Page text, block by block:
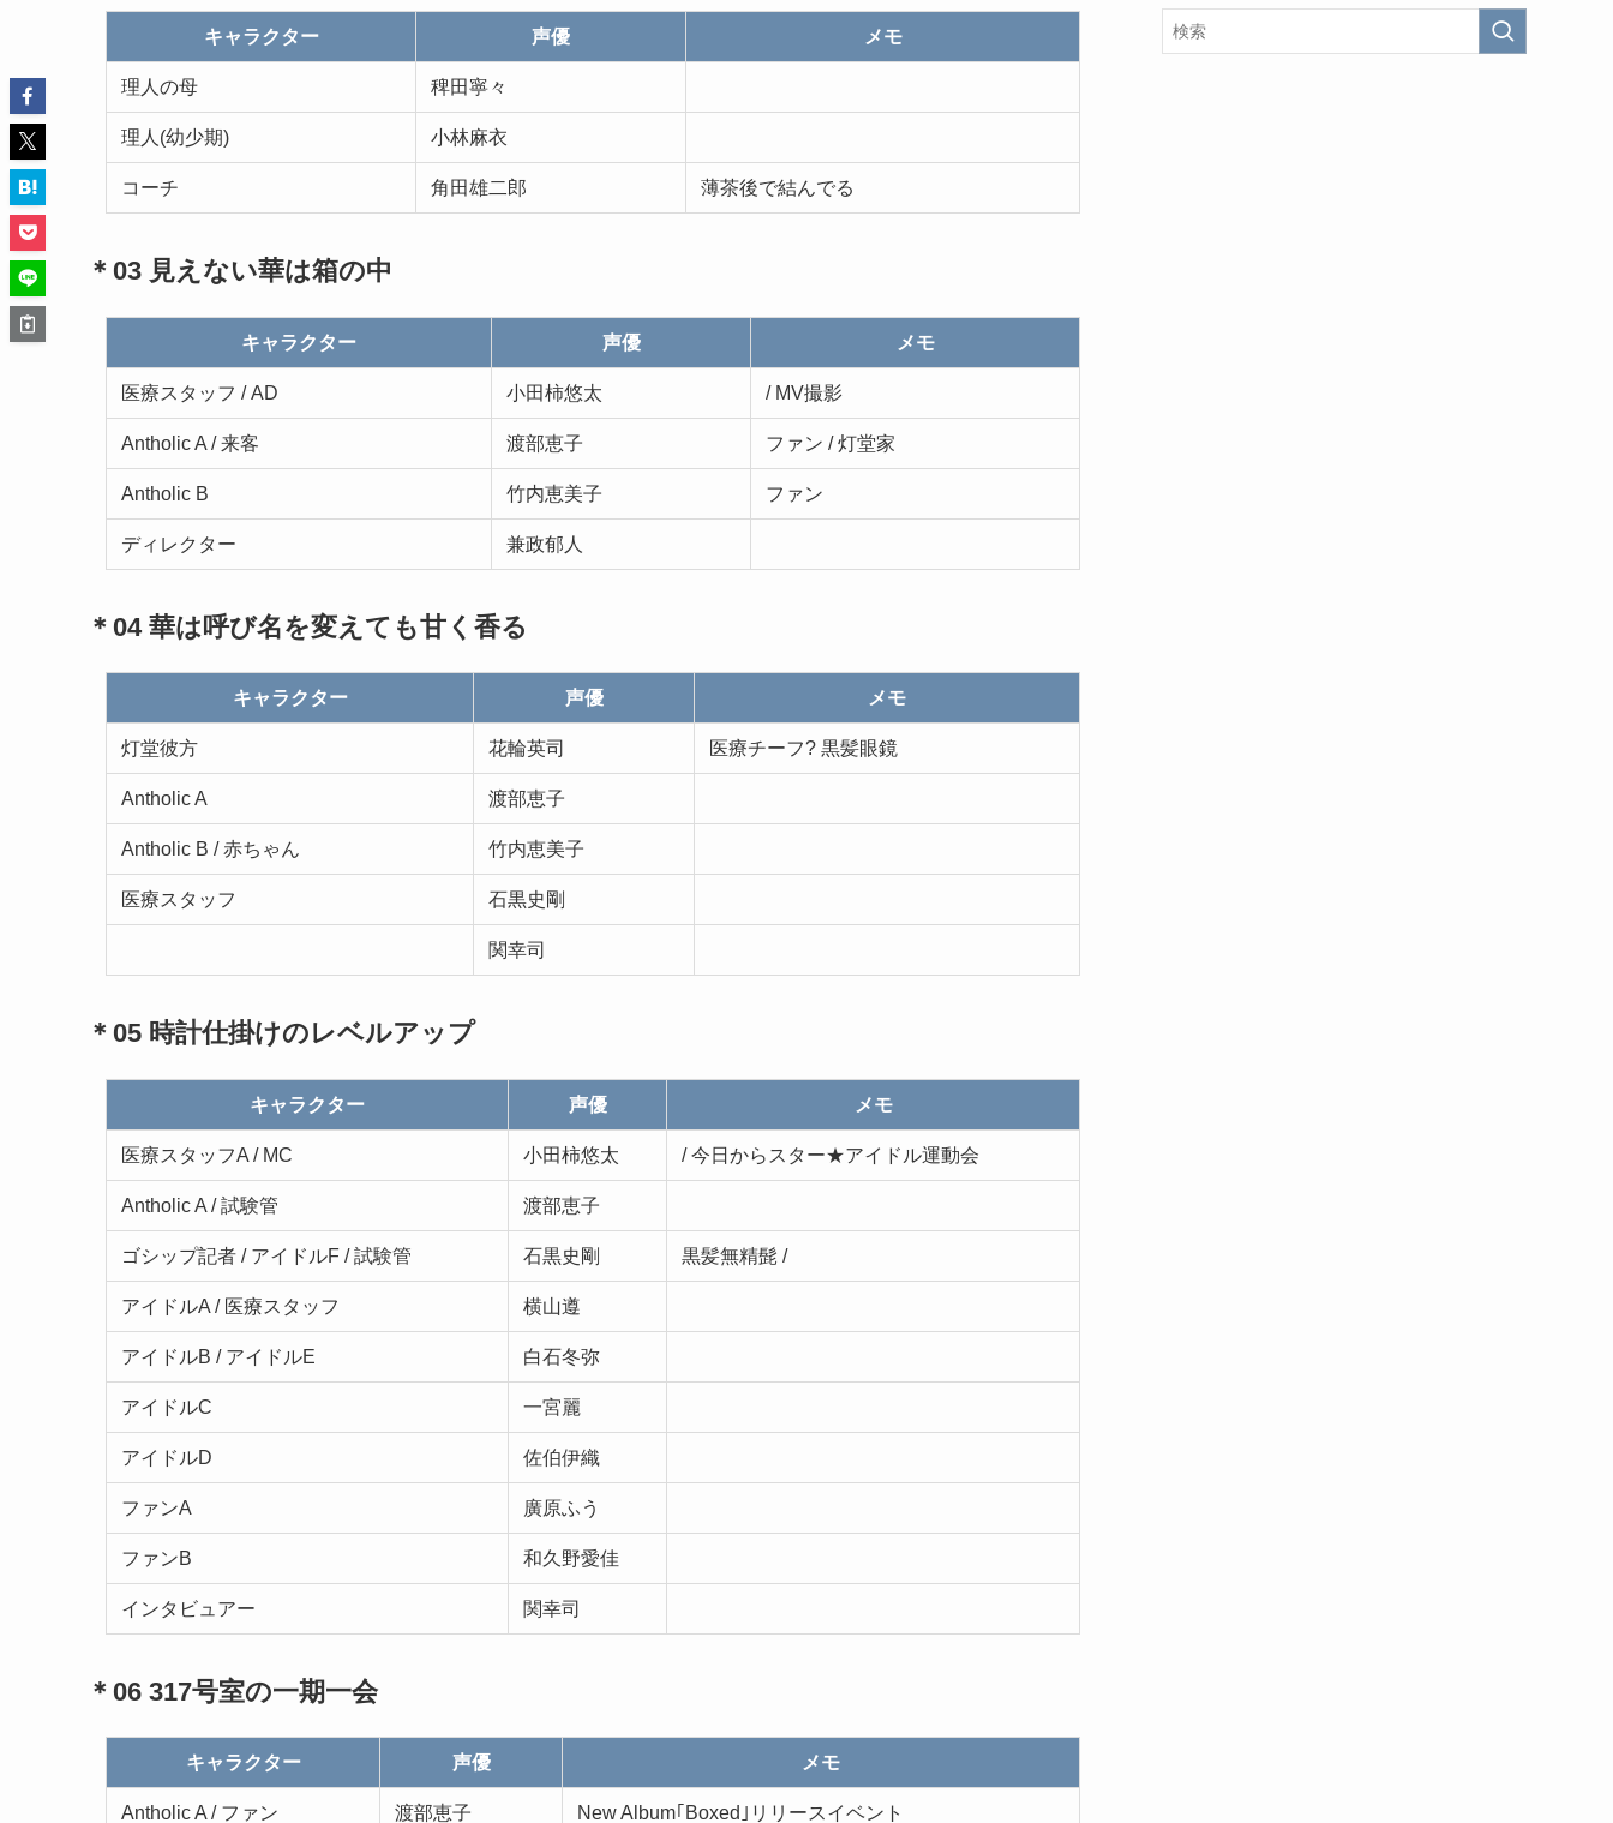
キャラクター 声優 メモ
理人の母 稗田寧々
理人(幼少期) 小林麻衣
コーチ 角田雄二郎 薄茶後で結んでる
＊03 見えない華は箱の中
キャラクター 声優 メモ
医療スタッフ / AD 小田柿悠太 / MV撮影
Antholic A / 来客 渡部恵子 ファン / 灯堂家
Antholic B 竹内恵美子 ファン
ディレクター 兼政郁人
＊04 華は呼び名を変えても甘く香る
キャラクター 声優 メモ
灯堂彼方 花輪英司 医療チーフ? 黒髪眼鏡
Antholic A 渡部恵子
Antholic B / 赤ちゃん 竹内恵美子
医療スタッフ 石黒史剛
関幸司
＊05 時計仕掛けのレベルアップ
キャラクター 声優 メモ
医療スタッフA / MC 小田柿悠太 / 今日からスター★アイドル運動会
Antholic A / 試験管 渡部恵子
ゴシップ記者 / アイドルF / 試験管 石黒史剛 黒髪無精髭 /
アイドルA / 医療スタッフ 横山遵
アイドルB / アイドルE 白石冬弥
アイドルC 一宮麗
アイドルD 佐伯伊織
ファンA 廣原ふう
ファンB 和久野愛佳
インタビュアー 関幸司
＊06 317号室の一期一会
キャラクター 声優 メモ
Antholic A / ファン 渡部恵子 New Album｢Boxed｣リリースイベント